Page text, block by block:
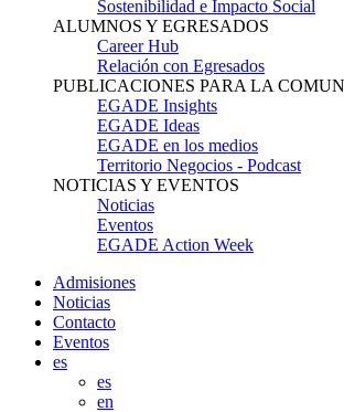
Sostenibilidad e Impacto Social
ALUMNOS Y EGRESADOS
Career Hub
Relación con Egresados
PUBLICACIONES PARA LA
EGADE Insights
EGADE Ideas
EGADE en los medios
Territorio Negocios - Podcast
NOTICIAS Y EVENTOS
Noticias
Eventos
EGADE Action Week
Admisiones
Noticias
Contacto
Eventos
es
es
en